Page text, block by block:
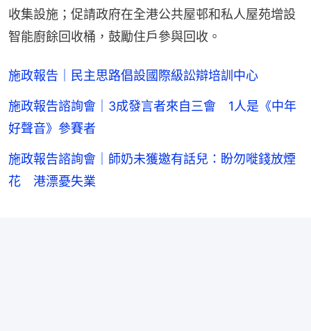
收集設施；促請政府在全港公共屋邨和私人屋苑增設
智能廚餘回收桶，鼓勵住戶參與回收。
施政報告｜民主思路倡設國際級訟辯培訓中心
施政報告諮詢會｜3成發言者來自三會 1人是《中年
好聲音》參賽者
施政報告諮詢會｜師奶未獲邀有話兒：盼勿嘥錢放煙
花 港漂憂失業